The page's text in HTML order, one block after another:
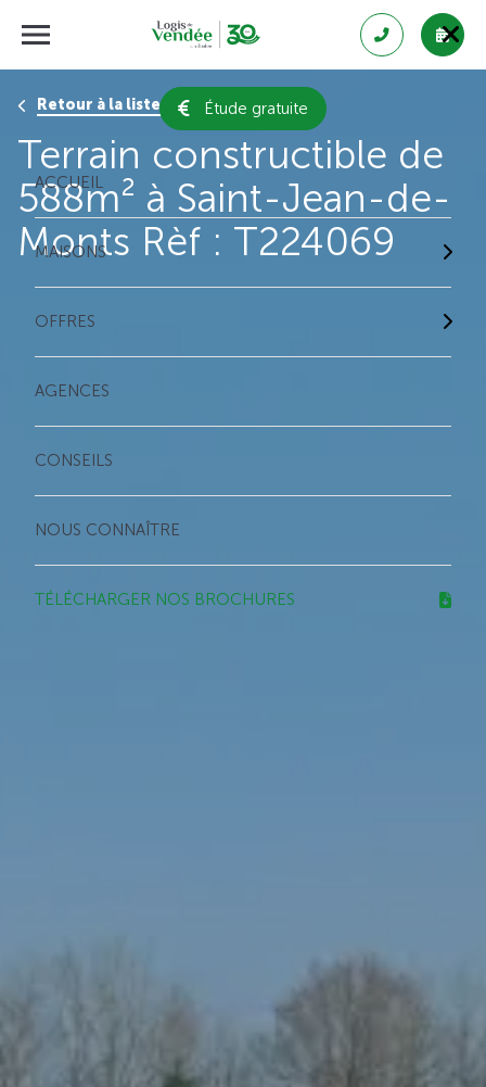
Étude gratuite
ACCUEIL
MAISONS
OFFRES
AGENCES
CONSEILS
NOUS CONNAÎTRE
TÉLÉCHARGER NOS BROCHURES
Retour à la liste des résultats
Terrain constructible de
588m² à Saint-Jean-de-
Monts Rèf : T224069